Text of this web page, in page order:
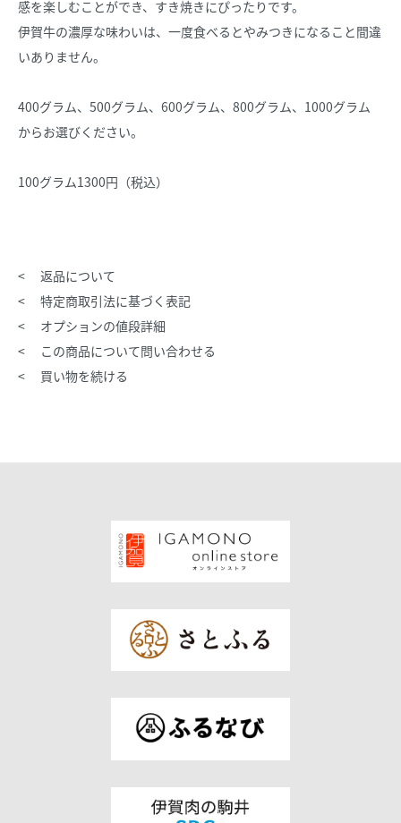
感を楽しむことができ、すき焼きにぴったりです。
伊賀牛の濃厚な味わいは、一度食べるとやみつきになること間違
いありません。
400グラム、500グラム、600グラム、800グラム、1000グラム
からお選びください。
100グラム1300円（税込）
返品について
特定商取引法に基づく表記
オプションの値段詳細
この商品について問い合わせる
買い物を続ける